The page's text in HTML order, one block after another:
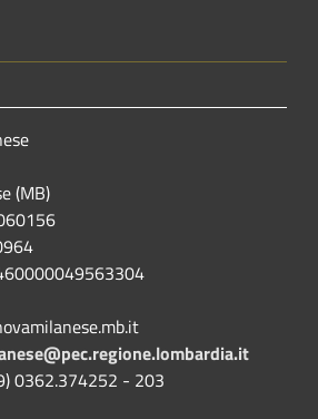
(MB)
0362.374252 - 203